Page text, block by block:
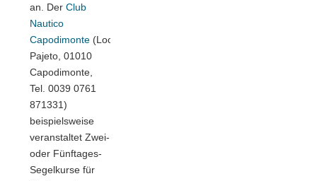
an. Der Club
Nautico
Capodimonte (Loc.
Pajeto, 01010
Capodimonte,
Tel. 0039 0761
871331)
beispielsweise
veranstaltet Zwei-
oder Fünftages-
Segelkurse für